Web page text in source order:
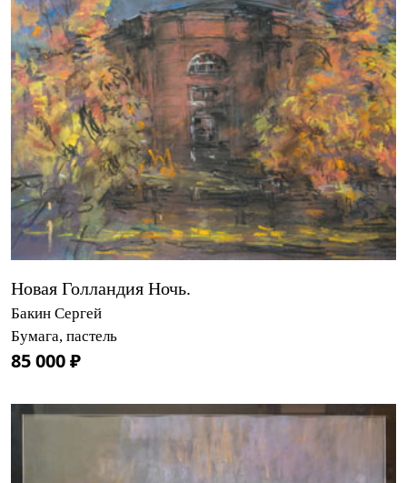
Новая Голландия Ночь.
Бакин Сергей
Бумага, пастель
85 000 ₽